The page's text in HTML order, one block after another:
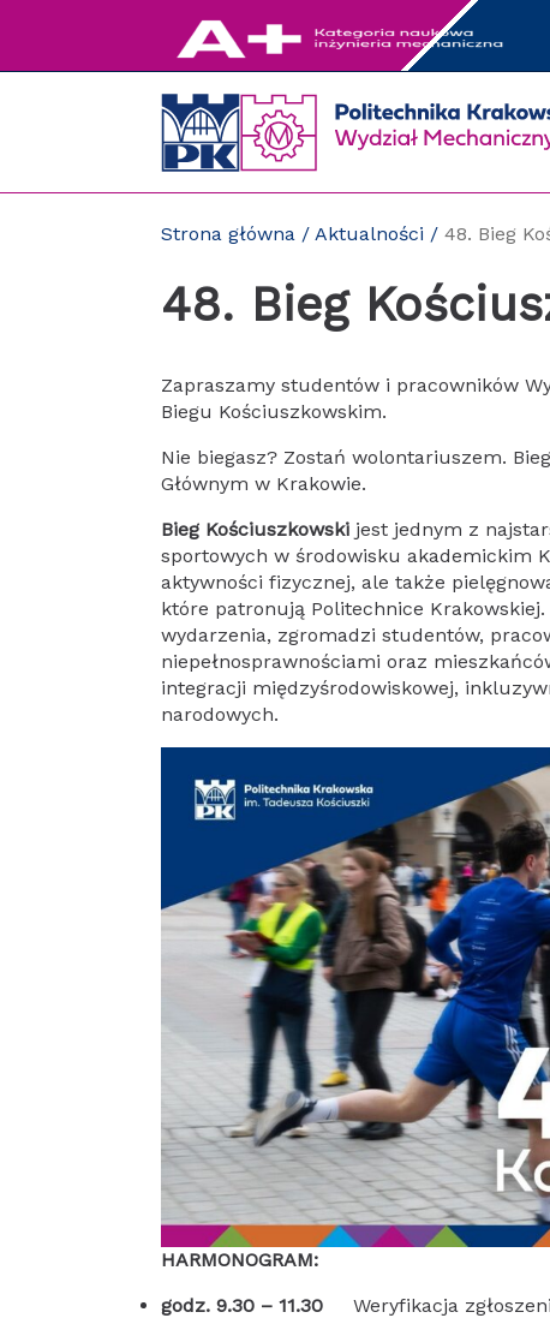
Strona główna /Aktualności /48. Bieg
48. Bieg
Zapraszamy studentów i pracowników
Biegu Kościuszkowskim.
Nie biegasz? Zostań wolontariuszem.
Głównym w Krakowie.
Bieg Kościuszkowski jest jednym z
sportowych w środowisku akademickim
aktywności fizycznej, ale także
które patronują Politechnice
wydarzenia, zgromadzi studentów,
niepełnosprawnościami oraz
integracji międzyśrodowiskowej,
narodowych.
HARMONOGRAM:
godz. 9.30 – 11.30 Weryfikacja